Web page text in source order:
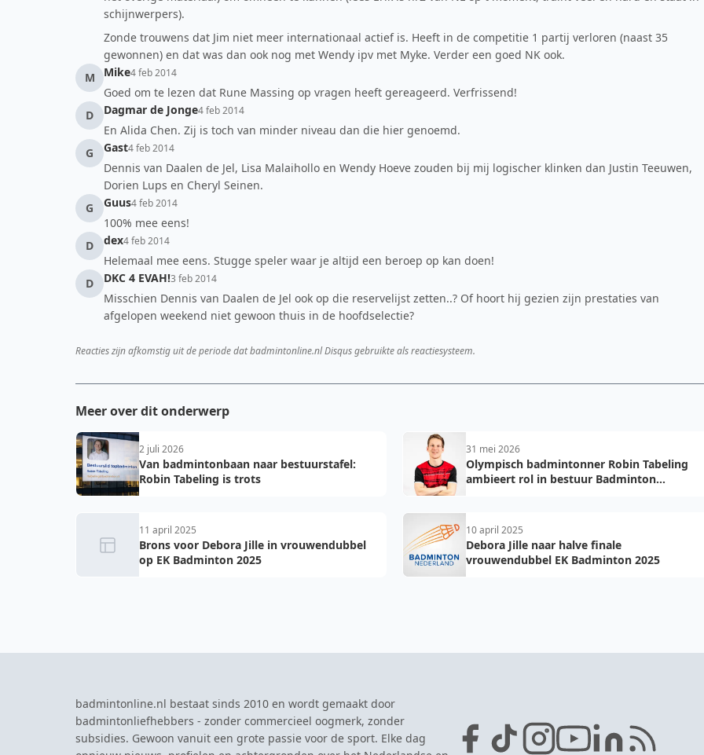
schijnwerpers).
Zonde trouwens dat Jim niet meer internationaal actief is. Heeft in de competitie 1 partij verloren (naast 35
gewonnen) en dat was dan ook nog met Wendy ipv met Myke. Verder een goed NK ook.
M
Mike4 feb 2014
Goed om te lezen dat Rune Massing op vragen heeft gereageerd. Verfrissend!
D
Dagmar de Jonge4 feb 2014
En Alida Chen. Zij is toch van minder niveau dan die hier genoemd.
G
Gast4 feb 2014
Dennis van Daalen de Jel, Lisa Malaihollo en Wendy Hoeve zouden bij mij logischer klinken dan Justin Teeuwen,
Dorien Lups en Cheryl Seinen.
G
Guus4 feb 2014
100% mee eens!
D
dex4 feb 2014
Helemaal mee eens. Stugge speler waar je altijd een beroep op kan doen!
D
DKC 4 EVAH!3 feb 2014
Misschien Dennis van Daalen de Jel ook op die reservelijst zetten..? Of hoort hij gezien zijn prestaties van
afgelopen weekend niet gewoon thuis in de hoofdselectie?
Reacties zijn afkomstig uit de periode dat badmintonline.nl Disqus gebruikte als reactiesysteem.
Meer over dit onderwerp
2 juli 2026
Van badmintonbaan naar bestuurstafel:
Robin Tabeling is trots
31 mei 2026
Olympisch badmintonner Robin Tabeling
ambieert rol in bestuur Badminton
11 april 2025
Brons voor Debora Jille in vrouwendubbel
op EK Badminton 2025
10 april 2025
Debora Jille naar halve finale
vrouwendubbel EK Badminton 2025
badmintonline.nl bestaat sinds 2010 en wordt gemaakt door
badmintonliefhebbers - zonder commercieel oogmerk, zonder
subsidies. Gewoon vanuit een grote passie voor de sport. Elke dag